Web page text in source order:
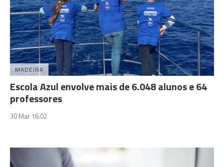
MADEIRA
Escola Azul envolve mais de 6.048 alunos e 64
professores
30 Mar 16:02